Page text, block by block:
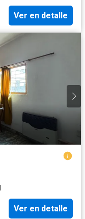
Ver en detalle
Ver en detalle